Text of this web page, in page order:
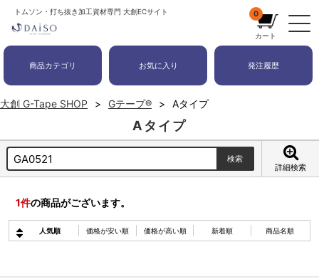
トムソン・打ち抜き加工資材専門 大創ECサイト 0
カート
商品カテゴリ お気に入り 発注履歴
大創 G-Tape SHOP Gテープ® Aタイプ
Aタイプ
詳細検索
1件の商品がございます。
人気順 価格が安い順 価格が高い順 新着順 商品名順